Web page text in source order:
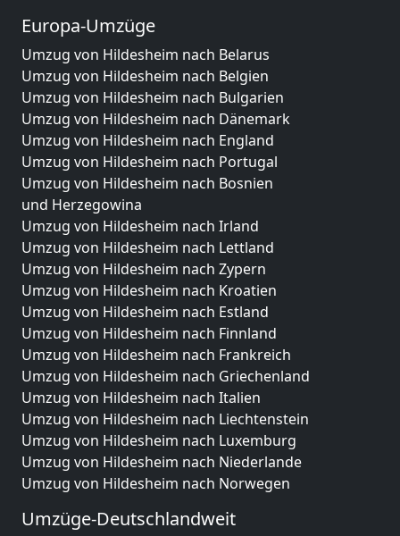
Europa-Umzüge
Umzug von Hildesheim nach Belarus
Umzug von Hildesheim nach Belgien
Umzug von Hildesheim nach Bulgarien
Umzug von Hildesheim nach Dänemark
Umzug von Hildesheim nach England
Umzug von Hildesheim nach Portugal
Umzug von Hildesheim nach Bosnien
und Herzegowina
Umzug von Hildesheim nach Irland
Umzug von Hildesheim nach Lettland
Umzug von Hildesheim nach Zypern
Umzug von Hildesheim nach Kroatien
Umzug von Hildesheim nach Estland
Umzug von Hildesheim nach Finnland
Umzug von Hildesheim nach Frankreich
Umzug von Hildesheim nach Griechenland
Umzug von Hildesheim nach Italien
Umzug von Hildesheim nach Liechtenstein
Umzug von Hildesheim nach Luxemburg
Umzug von Hildesheim nach Niederlande
Umzug von Hildesheim nach Norwegen
Umzüge-Deutschlandweit